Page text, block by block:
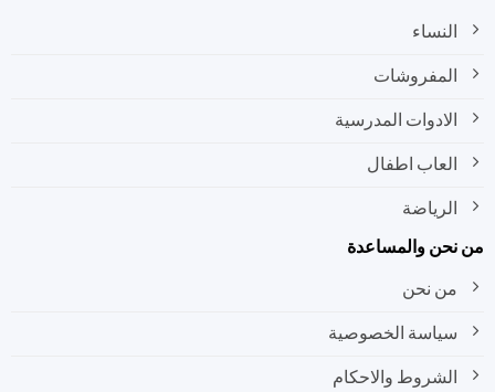
النساء
المفروشات
الادوات المدرسية
العاب اطفال
الرياضة
والمساعدة
من نحن
سياسة الخصوصية
الشروط والاحكام